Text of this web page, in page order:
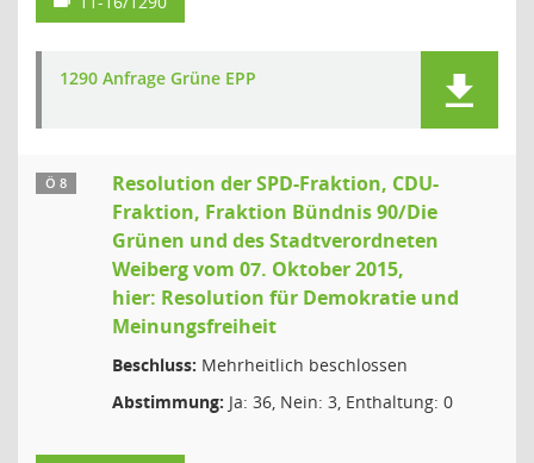
1290 Anfrage Grüne EPP
Ö 8
Resolution der SPD-Fraktion, CDU-
Fraktion, Fraktion Bündnis 90/Die
Grünen und des Stadtverordneten
Weiberg vom 07. Oktober 2015,
hier: Resolution für Demokratie und
Meinungsfreiheit
Beschluss: Mehrheitlich beschlossen
Abstimmung: Ja: 36, Nein: 3, Enthaltung: 0